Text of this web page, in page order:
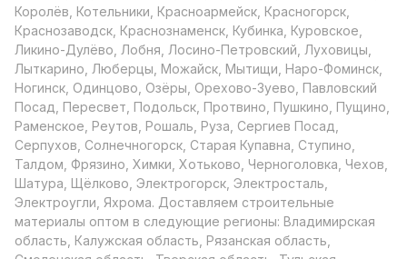
Королёв, Котельники, Красноармейск, Красногорск,
Краснозаводск, Краснознаменск, Кубинка, Куровское,
Ликино-Дулёво, Лобня, Лосино-Петровский, Луховицы,
Лыткарино, Люберцы, Можайск, Мытищи, Наро-Фоминск,
Ногинск, Одинцово, Озёры, Орехово-Зуево, Павловский
Посад, Пересвет, Подольск, Протвино, Пушкино, Пущино,
Раменское, Реутов, Рошаль, Руза, Сергиев Посад,
Серпухов, Солнечногорск, Старая Купавна, Ступино,
Талдом, Фрязино, Химки, Хотьково, Черноголовка, Чехов,
Шатура, Щёлково, Электрогорск, Электросталь,
Электроугли, Яхрома. Доставляем строительные
материалы оптом в следующие регионы: Владимирская
область, Калужская область, Рязанская область,